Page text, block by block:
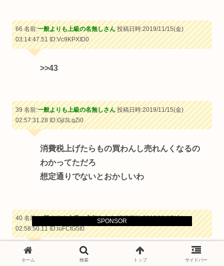
SPONSOR
66 名前:一般よりも上級の名無しさん投稿日時:2019/11/15(金)
03:14:47.51ID:Vc9KPXID0
>>43
39 名前:一般よりも上級の名無しさん投稿日時:2019/11/15(金)
02:57:31.28ID:Gjl3LqZi0
消費税上げたらもの買わんし売れんくなるの
わかってただろ
想定通りでないとおかしいわ
40 名前:一般よりも上級の名無しさん投稿日時:2019/11/15(金)
02:58:50.11ID:iuFCtG5t0
ホーム 検索 トップ サイドバー